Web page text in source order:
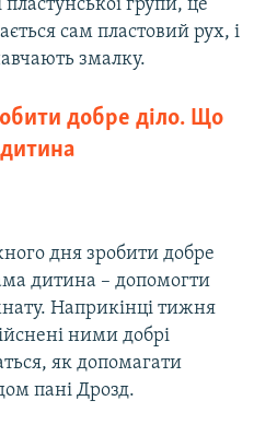
пластунської групи, це
сам пластовий рух, і
змалку.
добре діло. Що
дня зробити добре
дитина – допомогти
Наприкінці тижня
ними добрі
як допомагати
пані Дрозд.